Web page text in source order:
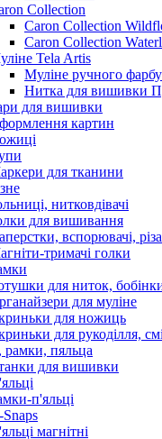
Collection
Caron Collection
Caron Collection
Tela Artis
Муліне ручного
Нитка для вишивки
для вишивки
картин
для тканини
нитковдівачі
для вишивання
вспорювачі,
тримачі голки
для ниток,
для муліне
для ножиць
для рукоділля,
рамки, пяльца
для вишивки
п'яльці
магнітні